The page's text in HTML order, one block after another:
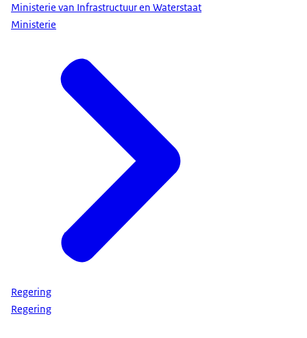
Ministerie van Infrastructuur en Waterstaat
Ministerie
Regering
Regering